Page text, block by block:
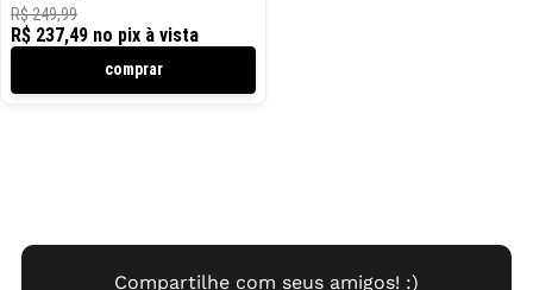
R$ 237,49 no pix à vista
R$ 249,99
comprar